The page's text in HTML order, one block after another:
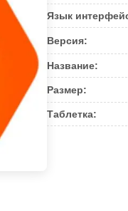
Язык
Версия:
Название:
Размер:
Таблетка: